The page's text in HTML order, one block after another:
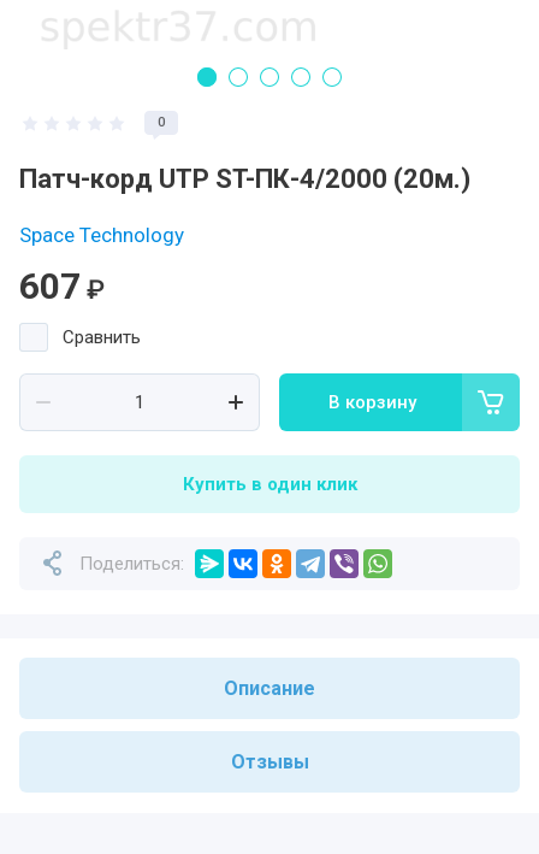
0
Патч-корд UTP ST-ПК-4/2000 (20м.)
Space Technology
607 ₽
Сравнить
В корзину
Купить в один клик
Поделиться:
Описание
Отзывы